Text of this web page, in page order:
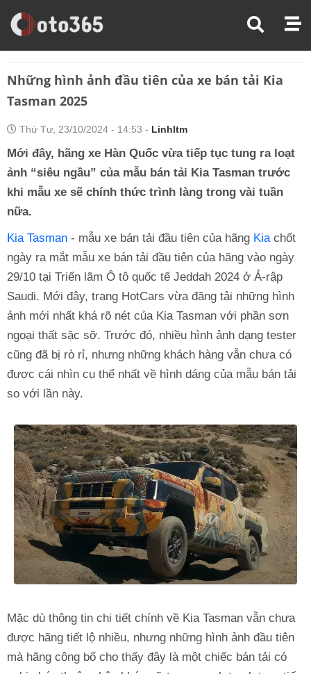
Trang Chủ
Tin Xe
Những hình ảnh đầu tiên của xe bán tải Kia
Tasman 2025
Thứ Tư, 23/10/2024 - 14:53 - Linhltm
Mới đây, hãng xe Hàn Quốc vừa tiếp tục tung ra loạt
ảnh “siêu ngầu” của mẫu bán tải Kia Tasman trước
khi mẫu xe sẽ chính thức trình làng trong vài tuần
nữa.
Kia Tasman - mẫu xe bán tải đầu tiên của hãng Kiachốt
ngày ra mắt mẫu xe bán tải đầu tiên của hãng vào ngày
29/10 tại Triển lãm Ô tô quốc tế Jeddah 2024 ở Ả-rập
Saudi. Mới đây, trang HotCars vừa đăng tải những hình
ảnh mới nhất khá rõ nét của Kia Tasman với phần sơn
ngoại thất sặc sỡ. Trước đó, nhiều hình ảnh dạng tester
cũng đã bị rò rỉ, nhưng những khách hàng vẫn chưa có
được cái nhìn cụ thể nhất về hình dáng của mẫu bán tải
so với lần này.
Mặc dù thông tin chi tiết chính về Kia Tasman vẫn chưa
được hãng tiết lộ nhiều, nhưng những hình ảnh đầu tiên
mà hãng công bố cho thấy đây là một chiếc bán tải có